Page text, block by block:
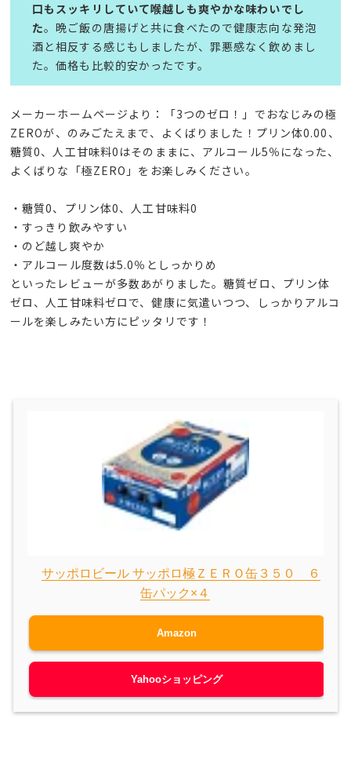
口もスッキリしていて喉越しも爽やかな味わいでし
た。晩ご飯の唐揚げと共に食べたので健康志向な発泡
酒と相反する感じもしましたが、罪悪感なく飲めまし
た。価格も比較的安かったです。
メーカーホームページより：「3つのゼロ！」でおなじみの極
ZEROが、のみごたえまで、よくばりました！プリン体0.00、
糖質0、人工甘味料0はそのままに、アルコール5％になった、
よくばりな「極ZERO」をお楽しみください。
・糖質0、プリン体0、人工甘味料0
・すっきり飲みやすい
・のど越し爽やか
・アルコール度数は5.0％としっかりめ
といったレビューが多数あがりました。糖質ゼロ、プリン体
ゼロ、人工甘味料ゼロで、健康に気遣いつつ、しっかりアルコ
ールを楽しみたい方にピッタリです！
サッポロビール サッポロ極ＺＥＲＯ缶３５０ ６
缶パック×４
Amazon
Yahooショッピング